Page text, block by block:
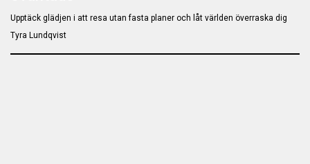
Upptäck glädjen i att resa utan fasta planer och låt världen överraska dig
Tyra Lundqvist